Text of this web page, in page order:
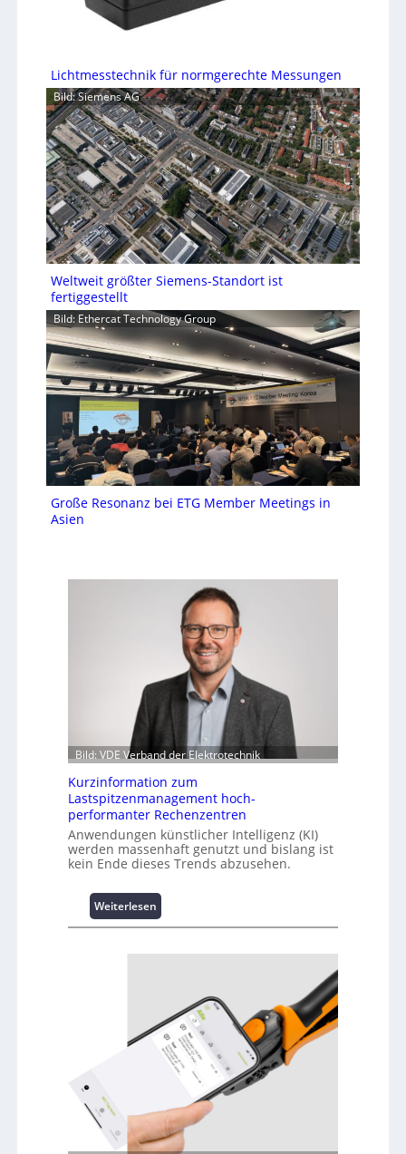
Lichtmesstechnik für normgerechte Messungen
Bild: Siemens AG
Weltweit größter Siemens-Standort ist
fertiggestellt
Bild: Ethercat Technology Group
Große Resonanz bei ETG Member Meetings in
Asien
Bild: VDE Verband der Elektrotechnik
Kurzinformation zum
Lastspitzenmanagement hoch-
performanter Rechenzentren
Anwendungen künstlicher Intelligenz (KI)
werden massenhaft genutzt und bislang ist
kein Ende dieses Trends abzusehen.
Weiterlesen
K
r
f
t
i
o